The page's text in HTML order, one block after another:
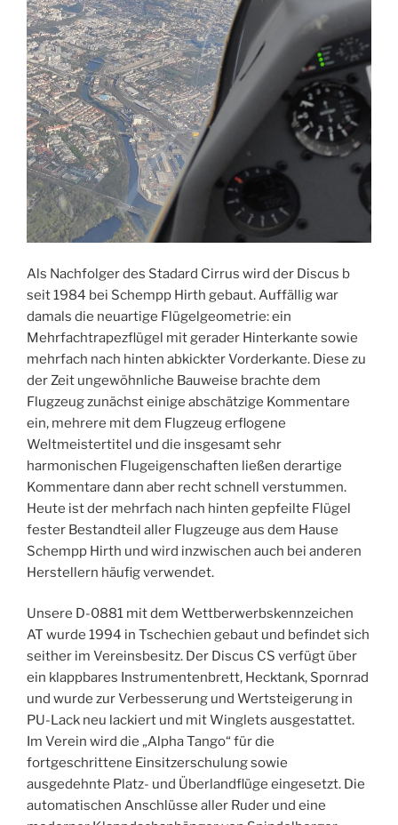
Als Nachfolger des Stadard Cirrus wird der Discus b
seit 1984 bei Schempp Hirth gebaut. Auffällig war
damals die neuartige Flügelgeometrie: ein
Mehrfachtrapezflügel mit gerader Hinterkante sowie
mehrfach nach hinten abkickter Vorderkante. Diese zu
der Zeit ungewöhnliche Bauweise brachte dem
Flugzeug zunächst einige abschätzige Kommentare
ein, mehrere mit dem Flugzeug erflogene
Weltmeistertitel und die insgesamt sehr
harmonischen Flugeigenschaften ließen derartige
Kommentare dann aber recht schnell verstummen.
Heute ist der mehrfach nach hinten gepfeilte Flügel
fester Bestandteil aller Flugzeuge aus dem Hause
Schempp Hirth und wird inzwischen auch bei anderen
Herstellern häufig verwendet.
Unsere D-0881 mit dem Wettberwerbskennzeichen
AT wurde 1994 in Tschechien gebaut und befindet sich
seither im Vereinsbesitz. Der Discus CS verfügt über
ein klappbares Instrumentenbrett, Hecktank, Spornrad
und wurde zur Verbesserung und Wertsteigerung in
PU-Lack neu lackiert und mit Winglets ausgestattet.
Im Verein wird die „Alpha Tango“ für die
fortgeschrittene Einsitzerschulung sowie
ausgedehnte Platz- und Überlandflüge eingesetzt. Die
automatischen Anschlüsse aller Ruder und eine